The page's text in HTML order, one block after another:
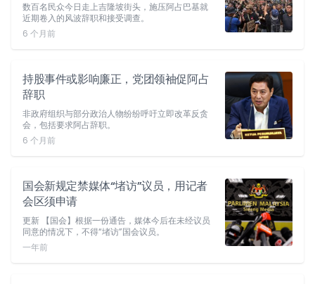
数百名民众今日走上吉隆坡街头，施压阿占巴基就
近期卷入的风波辞职和接受调查。
6 个月前
持股事件或影响廉正，党团领袖促阿占
辞职
非政府组织与部分政治人物纷纷呼吁立即改革反贪
会，包括要求阿占辞职。
6 个月前
国会新规定禁媒体“堵访”议员，用记者
会区须申请
更新 【国会】根据一份通告，媒体今后在未经议员
同意的情况下，不得“堵访”国会议员。
一年前